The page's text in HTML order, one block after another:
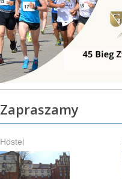
Zapraszamy
Hostel